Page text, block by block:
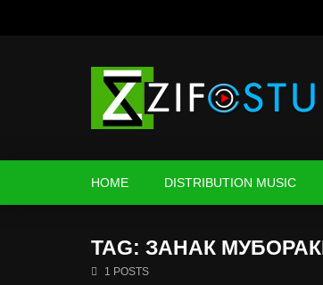
HOME DISTRIBUTION MUSIC
TAG: ЗАНАК
1 POSTS